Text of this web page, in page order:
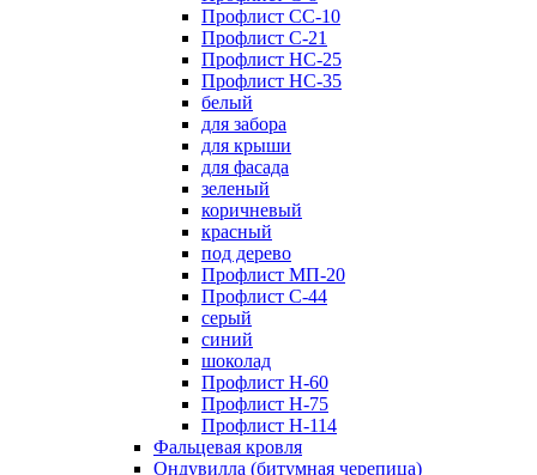
Профлист СС-10
Профлист C-21
Профлист НС-25
Профлист НС-35
белый
для забора
для крыши
для фасада
зеленый
коричневый
красный
под дерево
Профлист МП-20
Профлист С-44
серый
синий
шоколад
Профлист Н-60
Профлист Н-75
Профлист H-114
Фальцевая кровля
Ондувилла (битумная черепица)